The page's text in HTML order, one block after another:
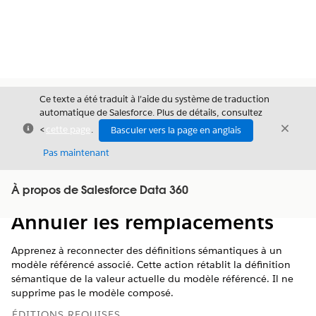
Fermer
Ce texte a été traduit à l’aide du système de traduction
automatique de Salesforce. Plus de détails, consultez
<cette page .
Basculer vers la page en anglais
Pas maintenant
Fermer
À propos de Salesforce Data 360
Afficher la table des matières
Table des
Annuler les remplacements
Apprenez à reconnecter des définitions sémantiques à un
modèle référencé associé. Cette action rétablit la définition
sémantique de la valeur actuelle du modèle référencé. Il ne
supprime pas le modèle composé.